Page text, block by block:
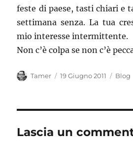
feste di paese, tasti chiari e
settimana senza. La tua
mio interesse intermittente.
Non c’è colpa se non c’è
Autore
Tamer
Pubblicato
19 Giugno 2011 Blog
Lascia un